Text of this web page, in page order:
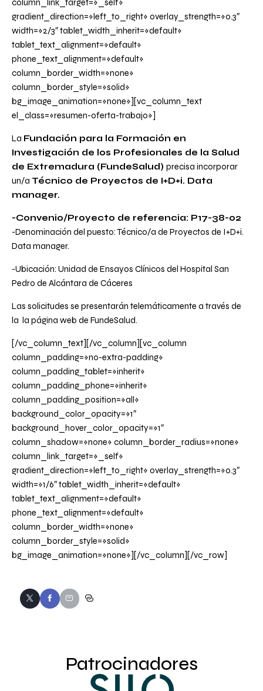
column_link_target=»_self»
gradient_direction=»left_to_right» overlay_strength=»0.3″
width=»2/3″ tablet_width_inherit=»default»
tablet_text_alignment=»default»
phone_text_alignment=»default»
column_border_width=»none»
column_border_style=»solid»
bg_image_animation=»none»][vc_column_text
el_class=»resumen-oferta-trabajo»]
La Fundación para la Formación en
Investigación de los Profesionales de la Salud
de Extremadura (FundeSalud) precisa incorporar
un/a Técnico de Proyectos de I+D+i. Data
manager.
-Convenio/Proyecto de referencia: P17-38-02
-Denominación del puesto: Técnico/a de Proyectos de I+D+i.
Data manager.
-Ubicación: Unidad de Ensayos Clínicos del Hospital San
Pedro de Alcántara de Cáceres
Las solicitudes se presentarán telemáticamente a través de
la la página web de FundeSalud.
[/vc_column_text][/vc_column][vc_column
column_padding=»no-extra-padding»
column_padding_tablet=»inherit»
column_padding_phone=»inherit»
column_padding_position=»all»
background_color_opacity=»1″
background_hover_color_opacity=»1″
column_shadow=»none» column_border_radius=»none»
column_link_target=»_self»
gradient_direction=»left_to_right» overlay_strength=»0.3″
width=»1/6″ tablet_width_inherit=»default»
tablet_text_alignment=»default»
phone_text_alignment=»default»
column_border_width=»none»
column_border_style=»solid»
bg_image_animation=»none»][/vc_column][/vc_row]
Patrocinadores